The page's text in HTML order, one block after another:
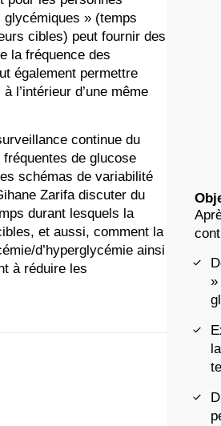
» (temps
cibles) peut fournir des
la fréquence des
également permettre
l’intérieur d’une même
continue du
de glucose
schémas de variabilité
Zarifa discuter du
durant lesquels la
et aussi, comment la
d’hyperglycémie ainsi
à réduire les
»